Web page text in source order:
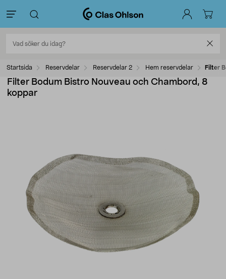
Startsida Reservdelar Reservdelar 2 Hem reservdelar Filter
Filter Bodum Bistro Nouveau och Chambord, 8
koppar